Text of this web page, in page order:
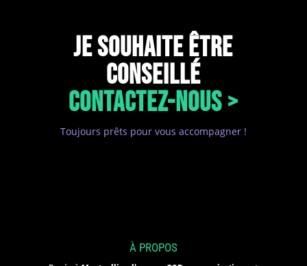
JE SOUHAITE ÊTRE
CONSEILLÉ
CONTACTEZ-NOUS >
Toujours prêts pour vous accompagner !
À PROPOS